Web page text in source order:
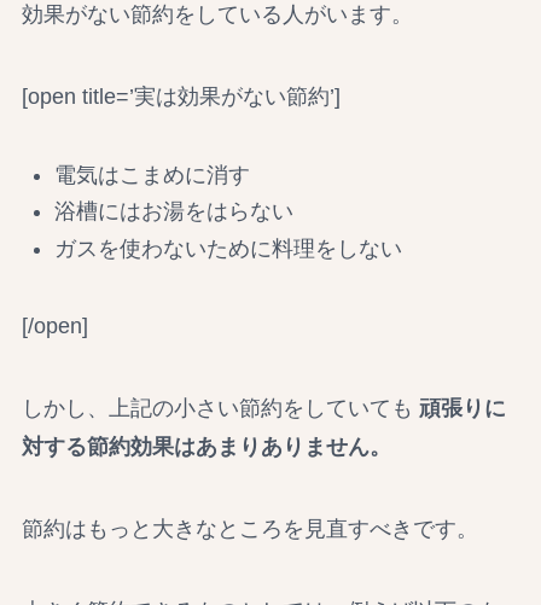
効果がない節約をしている人がいます。
[open title=’実は効果がない節約’]
電気はこまめに消す
浴槽にはお湯をはらない
ガスを使わないために料理をしない
[/open]
しかし、上記の小さい節約をしていても 頑張りに
対する節約効果はあまりありません。
節約はもっと大きなところを見直すべきです。